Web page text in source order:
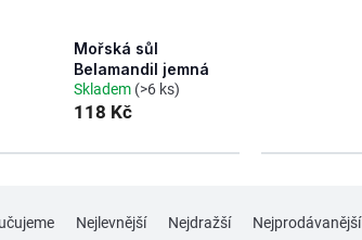
Mořská sůl
Belamandil jemná
Skladem (>6 ks)
118 Kč
Nejlevnější Nejdražší Nejprodávanější